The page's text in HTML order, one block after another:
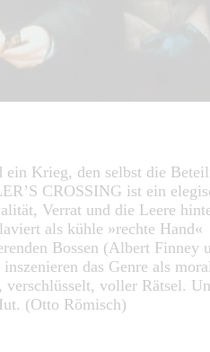
Krieg, den selbst die
CROSSING ist ein
Verrat und die Leere
als kühle »rechte Hand«
Bossen (Albert Finney
das Genre als
verschlüsselt, voller Rätsel.
(Otto Römisch)